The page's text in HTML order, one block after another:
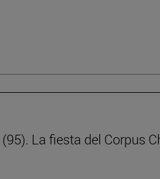
La fiesta del Corpus